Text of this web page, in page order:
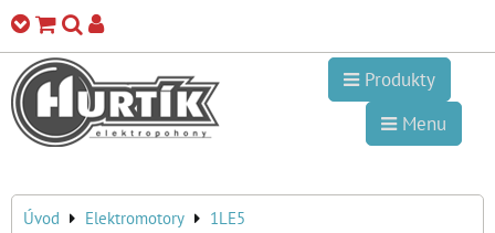
Produkty
Menu
Úvod Elektromotory 1LE5